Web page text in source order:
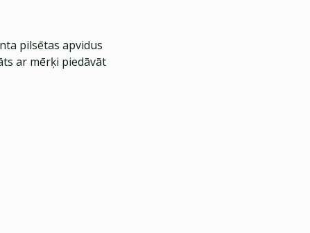
pilsētas apvidus
ar mērķi piedāvāt